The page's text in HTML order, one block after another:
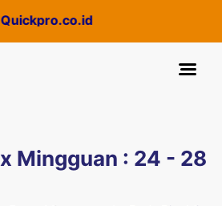
Mingguan : 24 - 28